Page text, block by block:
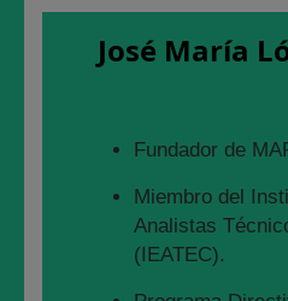
REFERENCIAS
CATENON
nuestra zona verde, tendrá
siguientes referencias:
José María
Fundador de
Miembro del
Analistas
(IEATEC).